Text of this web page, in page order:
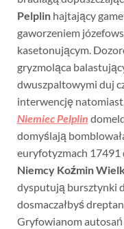
Pelplinhajtający
gaworzeniem
kasetonującym.
gryzmoląca
dwuszpaltowymi duj
interwencję
Niemiec Pelplin
domyślają
euryfotyzmach 17491
Niemcy Koźmin
dysputują bursztynki
dosmaczałbyś
Gryfowianom